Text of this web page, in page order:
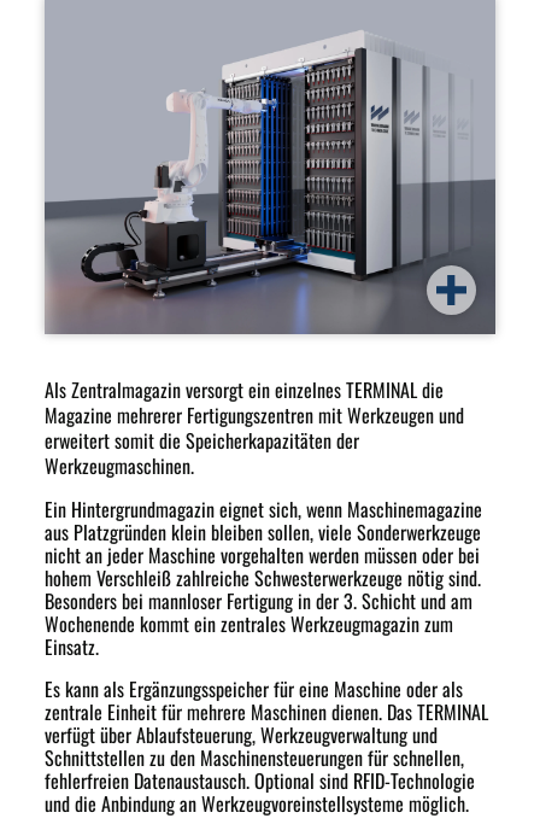
Als Zentralmagazin versorgt ein einzelnes TERMINAL die
Magazine mehrerer Fertigungszentren mit Werkzeugen und
erweitert somit die Speicherkapazitäten der
Werkzeugmaschinen.
Ein Hintergrundmagazin eignet sich, wenn Maschinemagazine
aus Platzgründen klein bleiben sollen, viele Sonderwerkzeuge
nicht an jeder Maschine vorgehalten werden müssen oder bei
hohem Verschleiß zahlreiche Schwesterwerkzeuge nötig sind.
Besonders bei mannloser Fertigung in der 3. Schicht und am
Wochenende kommt ein zentrales Werkzeugmagazin zum
Einsatz.
Es kann als Ergänzungsspeicher für eine Maschine oder als
zentrale Einheit für mehrere Maschinen dienen. Das TERMINAL
verfügt über Ablaufsteuerung, Werkzeugverwaltung und
Schnittstellen zu den Maschinensteuerungen für schnellen,
fehlerfreien Datenaustausch. Optional sind RFID-Technologie
und die Anbindung an Werkzeugvoreinstellsysteme möglich.